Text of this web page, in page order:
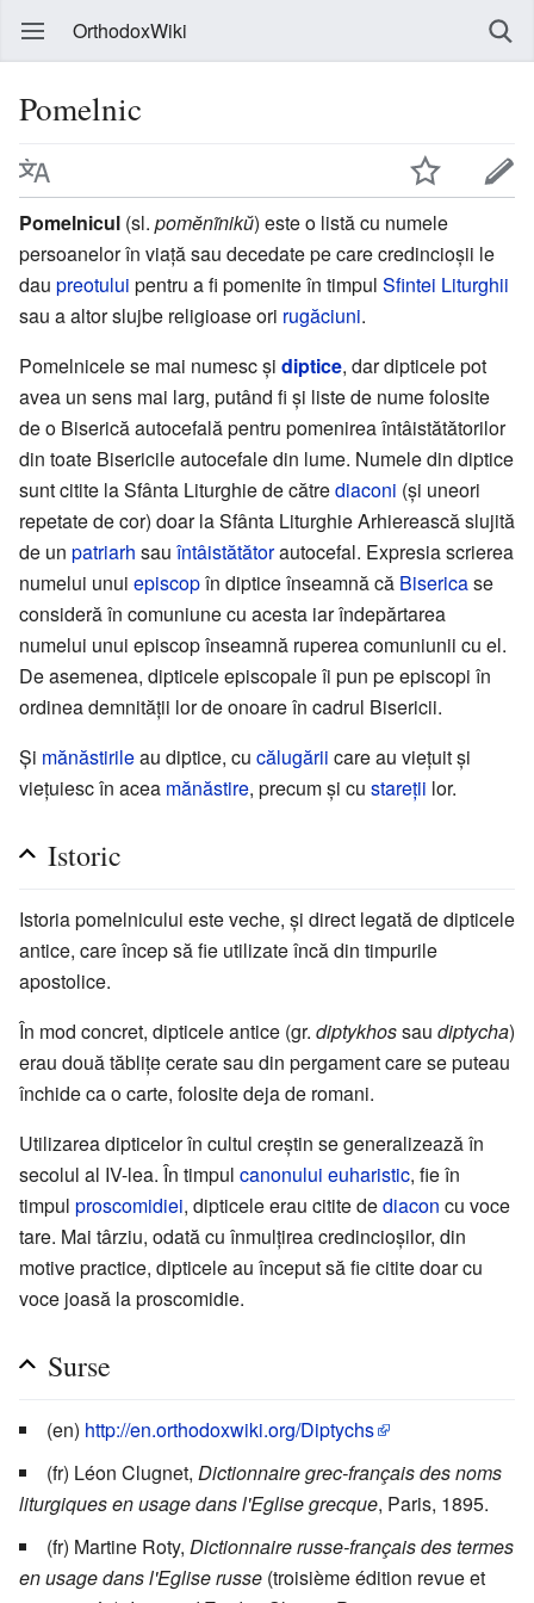
OrthodoxWiki
Pomelnic
Pomelnicul (sl. pomĕnĩnikŭ) este o listă cu numele
persoanelor în viață sau decedate pe care credincioșii le
dau preotului pentru a fi pomenite în timpul Sfintei Liturghii
sau a altor slujbe religioase ori rugăciuni.
Pomelnicele se mai numesc și diptice, dar dipticele pot
avea un sens mai larg, putând fi și liste de nume folosite
de o Biserică autocefală pentru pomenirea întâistătătorilor
din toate Bisericile autocefale din lume. Numele din diptice
sunt citite la Sfânta Liturghie de cătrediaconi (și uneori
repetate de cor) doar la Sfânta Liturghie Arhierească slujită
de un patriarh sau întâistătătorautocefal. Expresia scrierea
numelui unui episcopîn diptice înseamnă că Bisericase
consideră în comuniune cu acesta iar îndepărtarea
numelui unui episcop înseamnă ruperea comuniunii cu el.
De asemenea, dipticele episcopale îi pun pe episcopi în
ordinea demnității lor de onoare în cadrul Bisericii.
Și mănăstirileau diptice, cu călugării care au viețuit și
viețuiesc în acea mănăstire, precum și cu stareții lor.
Istoric
Istoria pomelnicului este veche, și direct legată de dipticele
antice, care încep să fie utilizate încă din timpurile
apostolice.
În mod concret, dipticele antice (gr. diptykhossau diptycha)
erau două tăblițe cerate sau din pergament care se puteau
închide ca o carte, folosite deja de romani.
Utilizarea dipticelor în cultul creștin se generalizează în
secolul al IV-lea. În timpul canonului euharistic, fie în
timpul proscomidiei, dipticele erau citite dediacon cu voce
tare. Mai târziu, odată cu înmulțirea credincioșilor, din
motive practice, dipticele au început să fie citite doar cu
voce joasă la proscomidie.
Surse
(en) http://en.orthodoxwiki.org/Diptychs
(fr) Léon Clugnet, Dictionnaire grec-français des noms
liturgiques en usage dans l'Eglise grecque, Paris, 1895.
(fr) Martine Roty, Dictionnaire russe-français des termes
en usage dans l'Eglise russe (troisième édition revue et